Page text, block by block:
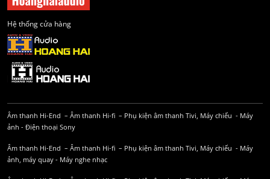
Hệ thống cửa hàng
Âm thanh Hi-End – Âm thanh Hi-fi – Phụ kiện âm thanh Tivi, Máy chiếu - Máy
ảnh - Điện thoại Sony
Âm thanh Hi-End – Âm thanh Hi-fi – Phụ kiện âm thanh Tivi, Máy chiếu - Máy
ảnh, máy quay - Máy nghe nhạc